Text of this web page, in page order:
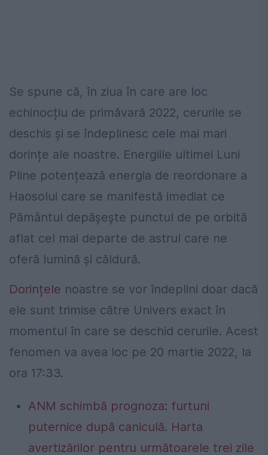
Se spune că, în ziua în care are loc
echinocțiu de primăvară 2022, cerurile se
deschis și se îndeplinesc cele mai mari
dorințe ale noastre. Energiile ultimei Luni
Pline potențează energia de reordonare a
Haosolui care se manifestă imediat ce
Pământul depășește punctul de pe orbită
aflat cel mai departe de astrul care ne
oferă lumină și căldură.
Dorințele noastre se vor îndeplini doar dacă
ele sunt trimise către Univers exact în
momentul în care se deschid cerurile. Acest
fenomen va avea loc pe 20 martie 2022, la
ora 17:33.
ANM schimbă prognoza: furtuni
puternice după caniculă. Harta
avertizărilor pentru următoarele trei zile